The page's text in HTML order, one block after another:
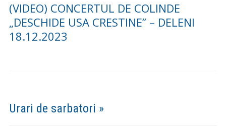
(VIDEO) CONCERTUL DE COLINDE
„DESCHIDE USA CRESTINE” – DELENI
18.12.2023
Urari de sarbatori »